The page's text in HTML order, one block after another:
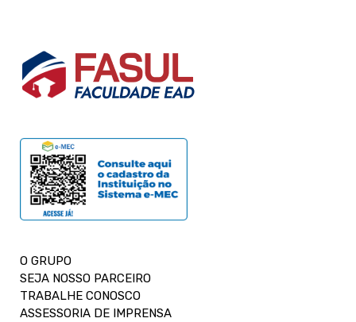
O GRUPO
SEJA NOSSO PARCEIRO
TRABALHE CONOSCO
ASSESSORIA DE IMPRENSA